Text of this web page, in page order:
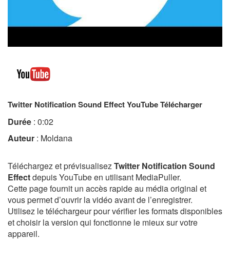
Twitter Notification Sound Effect YouTube Télécharger
Durée : 0:02
Auteur : Moldana
Téléchargez et prévisualisezTwitter Notification Sound
Effectdepuis YouTube en utilisant MediaPuller.
Cette page fournit un accès rapide au média original et
vous permet d’ouvrir la vidéo avant de l’enregistrer.
Utilisez le téléchargeur pour vérifier les formats disponibles
et choisir la version qui fonctionne le mieux sur votre
appareil.